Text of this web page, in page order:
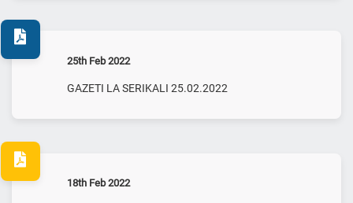
25th Feb 2022
GAZETI LA SERIKALI 25.02.2022
18th Feb 2022